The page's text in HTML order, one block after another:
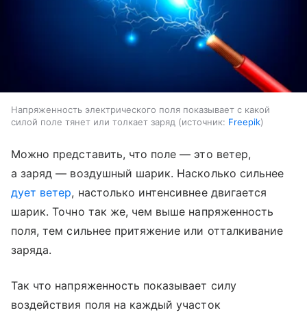
Напряженность электрического поля показывает с какой
силой поле тянет или толкает заряд
источник: Freepik
Можно представить, что поле — это ветер,
а заряд — воздушный шарик. Насколько сильнее
дует ветер, настолько интенсивнее двигается
шарик. Точно так же, чем выше напряженность
поля, тем сильнее притяжение или отталкивание
заряда.
Так что напряженность показывает силу
воздействия поля на каждый участок